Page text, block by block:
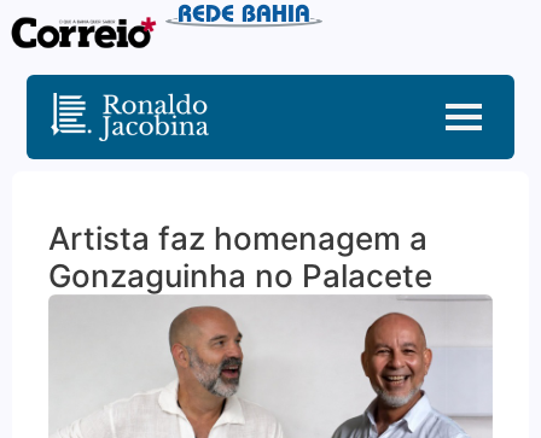
Artista faz homenagem a
Gonzaguinha no Palacete